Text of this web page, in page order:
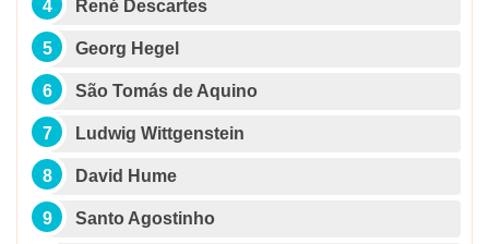
René Descartes
Georg Hegel
São Tomás de Aquino
Ludwig Wittgenstein
David Hume
Santo Agostinho